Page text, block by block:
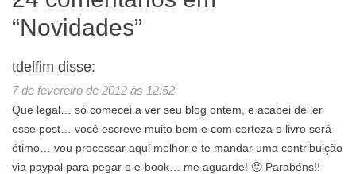
“Novidades”
tdelfim disse:
7 de fevereiro de 2012 às 12:52
Que legal… só comecei a ver seu blog ontem, e acabei de ler
esse post… você escreve muito bem e com certeza o livro será
ótimo… vou processar aqui melhor e te mandar uma contribuição
via paypal para pegar o e-book… me aguarde! 🙂 Parabéns!!